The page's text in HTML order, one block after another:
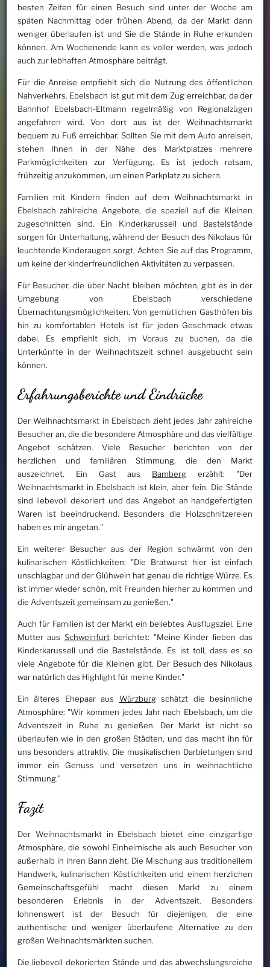
besten Zeiten für einen Besuch sind unter der Woche am
späten Nachmittag oder frühen Abend, da der Markt dann
weniger überlaufen ist und Sie die Stände in Ruhe erkunden
können. Am Wochenende kann es voller werden, was jedoch
auch zur lebhaften Atmosphäre beiträgt.
Für die Anreise empfiehlt sich die Nutzung des öffentlichen
Nahverkehrs. Ebelsbach ist gut mit dem Zug erreichbar, da der
Bahnhof Ebelsbach-Eltmann regelmäßig von Regionalzügen
angefahren wird. Von dort aus ist der Weihnachtsmarkt
bequem zu Fuß erreichbar. Sollten Sie mit dem Auto anreisen,
stehen Ihnen in der Nähe des Marktplatzes mehrere
Parkmöglichkeiten zur Verfügung. Es ist jedoch ratsam,
frühzeitig anzukommen, um einen Parkplatz zu sichern.
Familien mit Kindern finden auf dem Weihnachtsmarkt in
Ebelsbach zahlreiche Angebote, die speziell auf die Kleinen
zugeschnitten sind. Ein Kinderkarussell und Bastelstände
sorgen für Unterhaltung, während der Besuch des Nikolaus für
leuchtende Kinderaugen sorgt. Achten Sie auf das Programm,
um keine der kinderfreundlichen Aktivitäten zu verpassen.
Für Besucher, die über Nacht bleiben möchten, gibt es in der
Umgebung von Ebelsbach verschiedene
Übernachtungsmöglichkeiten. Von gemütlichen Gasthöfen bis
hin zu komfortablen Hotels ist für jeden Geschmack etwas
dabei. Es empfiehlt sich, im Voraus zu buchen, da die
Unterkünfte in der Weihnachtszeit schnell ausgebucht sein
können.
Erfahrungsberichte und Eindrücke
Der Weihnachtsmarkt in Ebelsbach zieht jedes Jahr zahlreiche
Besucher an, die die besondere Atmosphäre und das vielfältige
Angebot schätzen. Viele Besucher berichten von der
herzlichen und familiären Stimmung, die den Markt
auszeichnet. Ein Gast aus Bamberg erzählt: "Der
Weihnachtsmarkt in Ebelsbach ist klein, aber fein. Die Stände
sind liebevoll dekoriert und das Angebot an handgefertigten
Waren ist beeindruckend. Besonders die Holzschnitzereien
haben es mir angetan."
Ein weiterer Besucher aus der Region schwärmt von den
kulinarischen Köstlichkeiten: "Die Bratwurst hier ist einfach
unschlagbar und der Glühwein hat genau die richtige Würze. Es
ist immer wieder schön, mit Freunden hierher zu kommen und
die Adventszeit gemeinsam zu genießen."
Auch für Familien ist der Markt ein beliebtes Ausflugsziel. Eine
Mutter aus Schweinfurtberichtet: "Meine Kinder lieben das
Kinderkarussell und die Bastelstände. Es ist toll, dass es so
viele Angebote für die Kleinen gibt. Der Besuch des Nikolaus
war natürlich das Highlight für meine Kinder."
Ein älteres Ehepaar aus Würzburgschätzt die besinnliche
Atmosphäre: "Wir kommen jedes Jahr nach Ebelsbach, um die
Adventszeit in Ruhe zu genießen. Der Markt ist nicht so
überlaufen wie in den großen Städten, und das macht ihn für
uns besonders attraktiv. Die musikalischen Darbietungen sind
immer ein Genuss und versetzen uns in weihnachtliche
Stimmung."
Fazit
Der Weihnachtsmarkt in Ebelsbach bietet eine einzigartige
Atmosphäre, die sowohl Einheimische als auch Besucher von
außerhalb in ihren Bann zieht. Die Mischung aus traditionellem
Handwerk, kulinarischen Köstlichkeiten und einem herzlichen
Gemeinschaftsgefühl macht diesen Markt zu einem
besonderen Erlebnis in der Adventszeit. Besonders
lohnenswert ist der Besuch für diejenigen, die eine
authentische und weniger überlaufene Alternative zu den
großen Weihnachtsmärkten suchen.
Die liebevoll dekorierten Stände und das abwechslungsreiche